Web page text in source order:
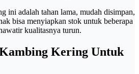
ini adalah tahan lama, mudah disimpan,
bisa menyiapkan stok untuk beberapa
kualitasnya turun.
Kering Untuk